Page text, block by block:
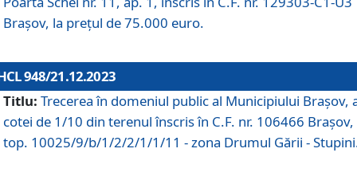
Brașov, la prețul de 75.000 euro.
948/21.12.2023
Titlu: Trecerea în domeniul public al Municipiului Braşov,
cotei de 1/10 din terenul înscris în C.F. nr. 106466 Brașov,
top. 10025/9/b/1/2/2/1/1/11 - zona Drumul Gării -